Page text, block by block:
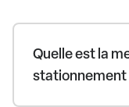
Quelle est la